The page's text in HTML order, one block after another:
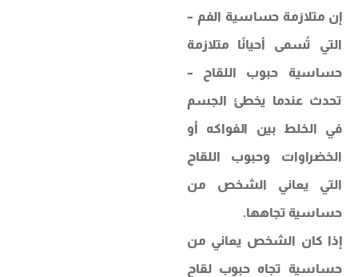
إن متلازمة حساسية الفم –
التي تُسمى أحيانًا متلازمة
حساسية حبوب اللقاح –
تحدث عندما يخطئ الجسم
في الخلط بين الفواكه أو
الخضراوات وحبوب اللقاح
التي يعاني الشخص من
حساسية تجاهها.
إذا كان الشخص يعاني من
حساسية تجاه حبوب لقاح